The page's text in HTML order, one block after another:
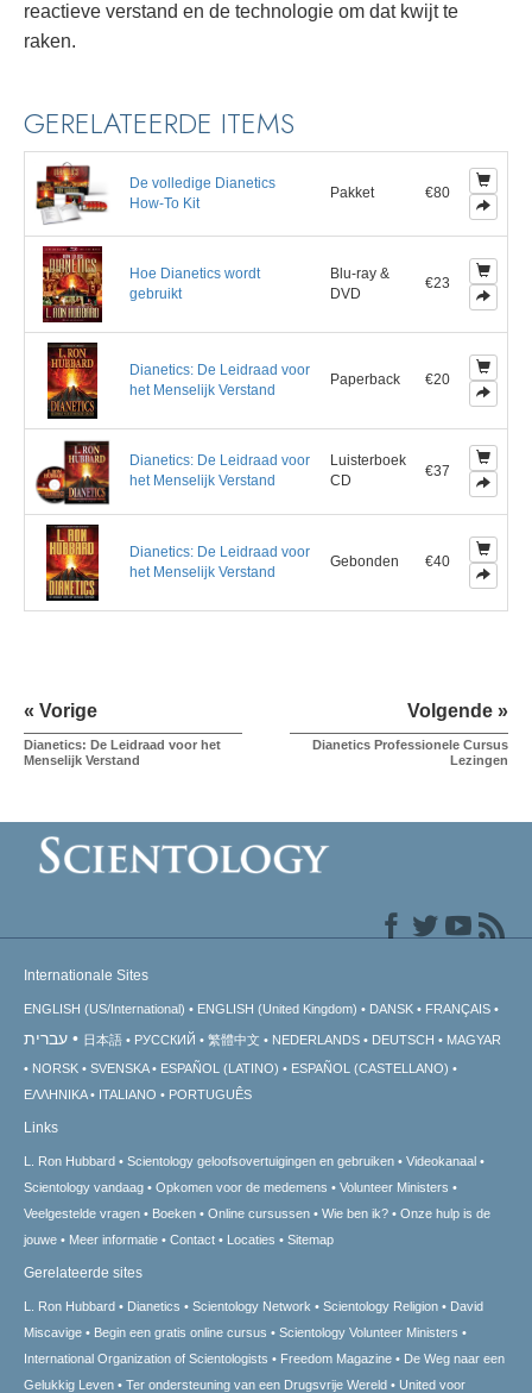
reactieve verstand en de technologie om dat kwijt te
raken.
GERELATEERDE ITEMS
De volledige Dianetics
How-To Kit
Pakket €80
Hoe Dianetics wordt
gebruikt
Blu-ray &
DVD
€23
Dianetics: De Leidraad voor
het Menselijk Verstand
Paperback €20
Dianetics: De Leidraad voor
het Menselijk Verstand
Luisterboek
CD
€37
Dianetics: De Leidraad voor
het Menselijk Verstand
Gebonden €40
« Vorige
Dianetics: De Leidraad voor het
Menselijk Verstand
Volgende »
Dianetics Professionele Cursus
Lezingen
Internationale Sites
ENGLISH (US/International) ENGLISH (United Kingdom) DANSK FRANÇAIS
עברית 日本語 РУССКИЙ 繁體中文 NEDERLANDS DEUTSCH
MAGYAR
NORSK
SVENSKA ESPAÑOL (LATINO)
ESPAÑOL (CASTELLANO)
ΕΛΛΗΝΙΚA
ITALIANO PORTUGUÊS
Links
L. Ron Hubbard Scientology geloofsovertuigingen en gebruiken
Videokanaal
Scientology vandaag
Opkomen voor de medemens
Volunteer Ministers
Veelgestelde vragen
Boeken Online cursussen Wie ben ik?
Onze hulp is de
jouwe
Meer informatie Contact Locaties Sitemap
Gerelateerde sites
L. Ron Hubbard Dianetics Scientology Network Scientology Religion
David
Miscavige
Begin een gratis online cursus
Scientology Volunteer Ministers
International Organization of Scientologists
Freedom Magazine
De Weg naar een
Gelukkig Leven
Ter ondersteuning van een Drugsvrije Wereld United voor